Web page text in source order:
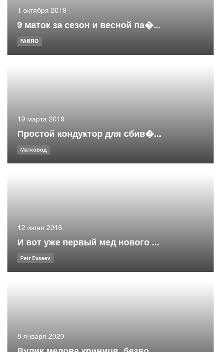
1 октября 2019
9 маток за сезон и весной па�...
FABRO
19 марта 2019
Простой кондуктор для сбив�...
Матковод
12 июня 2016
И вот уже первый мед нового ...
Petr Evseev
8 января 2020